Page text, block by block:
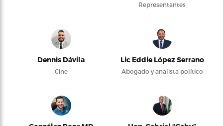
Representantes
Dennis Dávila
Cine
Lic Eddie López Serrano
Abogado y analista político